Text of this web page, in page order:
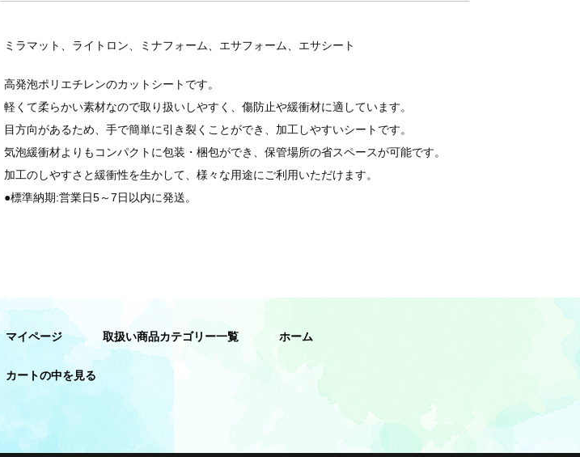
ミラマット、ライトロン、ミナフォーム、エサフォーム、エサシート
高発泡ポリエチレンのカットシートです。
軽くて柔らかい素材なので取り扱いしやすく、傷防止や緩衝材に適しています。
目方向があるため、手で簡単に引き裂くことができ、加工しやすいシートです。
気泡緩衝材よりもコンパクトに包装・梱包ができ、保管場所の省スペースが可能です。
加工のしやすさと緩衝性を生かして、様々な用途にご利用いただけます。
●標準納期:営業日5～7日以内に発送。
マイページ 取扱い商品カテゴリー一覧 ホーム
カートの中を見る